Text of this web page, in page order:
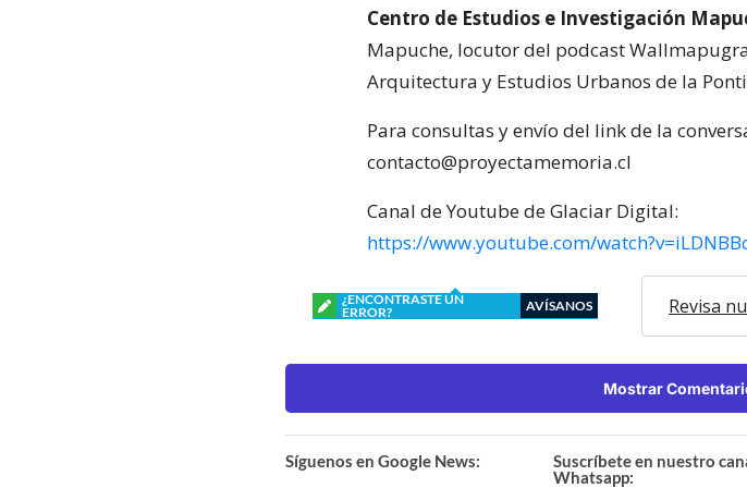
Centro de Estudios e Investigación
Mapuche, locutor del podcast
Arquitectura y Estudios Urbanos de la
Para consultas y envío del link de la
contacto@proyectamemoria.cl
Canal de Youtube de Glaciar Digital:
https://www.youtube.com/
¿ENCONTRASTE UN
ERROR?
AVÍSANOS Revisa
Mostrar
Síguenos en Google News:
Suscríbete en nuestro
Whatsapp: